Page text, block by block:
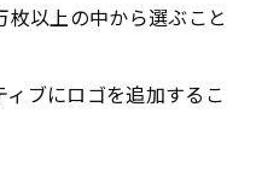
以上の中から選ぶこと
ブにロゴを追加するこ